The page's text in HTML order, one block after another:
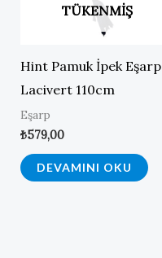
TÜKENMIŞ
Hint Pamuk İpek Eşarp
Lacivert 110cm
Eşarp
₺579,00
DEVAMINI OKU